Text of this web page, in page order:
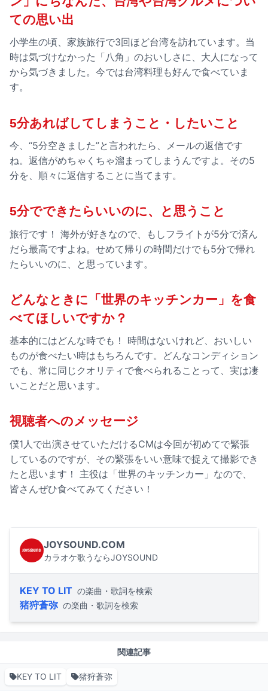
ての思い出
小学生の頃、家族旅行で3回ほど台湾を訪れています。当
時は気づけなかった「八角」のおいしさに、大人になって
から気づきました。今では台湾料理も好んで食べていま
す。
5分あればしてしまうこと・したいこと
今、“5分空きました”と言われたら、メールの返信です
ね。返信がめちゃくちゃ溜まってしまうんですよ。その5
分を、順々に返信することに当てます。
5分でできたらいいのに、と思うこと
旅行です！ 海外が好きなので、もしフライトが5分で済ん
だら最高ですよね。せめて帰りの時間だけでも5分で帰れ
たらいいのに、と思っています。
どんなときに「世界のキッチンカー」を食
べてほしいですか？
基本的にはどんな時でも！ 時間はないけれど、おいしい
ものが食べたい時はもちろんです。どんなコンディション
でも、常に同じクオリティで食べられることって、実は凄
いことだと思います。
視聴者へのメッセージ
僕1人で出演させていただけるCMは今回が初めてで緊張
しているのですが、その緊張をいい意味で捉えて撮影でき
たと思います！ 主役は「世界のキッチンカー」なので、
皆さんぜひ食べてみてください！
JOYSOUND.COM
カラオケ歌うならJOYSOUND
KEY TO LIT の楽曲・歌詞を検索
猪狩蒼弥 の楽曲・歌詞を検索
関連記事
KEY TO LIT 猪狩蒼弥